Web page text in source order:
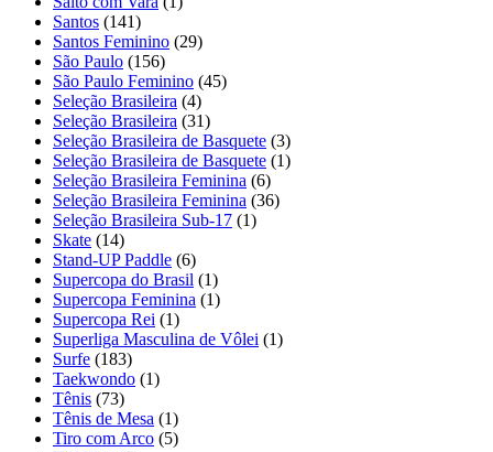
Santos (141)
Santos Feminino (29)
São Paulo (156)
São Paulo Feminino (45)
Seleção Brasileira (4)
Seleção Brasileira (31)
Seleção Brasileira de Basquete (3)
Seleção Brasileira de Basquete (1)
Seleção Brasileira Feminina (6)
Seleção Brasileira Feminina (36)
Seleção Brasileira Sub-17 (1)
Skate (14)
Stand-UP Paddle (6)
Supercopa do Brasil (1)
Supercopa Feminina (1)
Supercopa Rei (1)
Superliga Masculina de Vôlei (1)
Surfe (183)
Taekwondo (1)
Tênis (73)
Tênis de Mesa (1)
Tiro com Arco (5)